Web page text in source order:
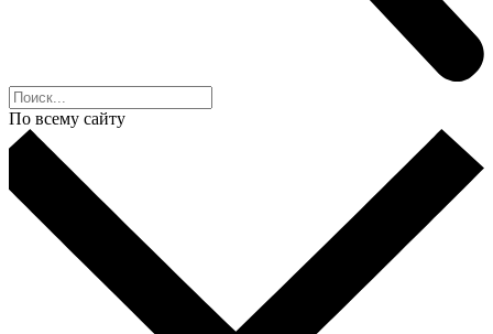
По всему сайту